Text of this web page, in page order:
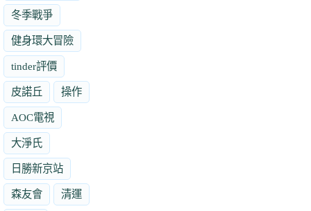
冬季戰爭
健身環大冒險
tinder評價
皮諾丘 操作
AOC電視
大淨氏
日勝新京站
森友會 清運